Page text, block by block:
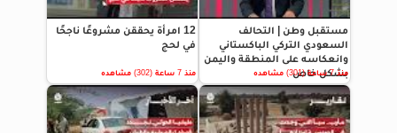
مستقبل وطن | التحالف
السعودي التركي الباكستاني
وانعكاسه على المنطقة واليمن
بشكل خاص
منذ 7 ساعة (301) مشاهده
12 امرأة يحققن مشروعًا ناجحًا
في لحج
منذ 7 ساعة (302) مشاهده